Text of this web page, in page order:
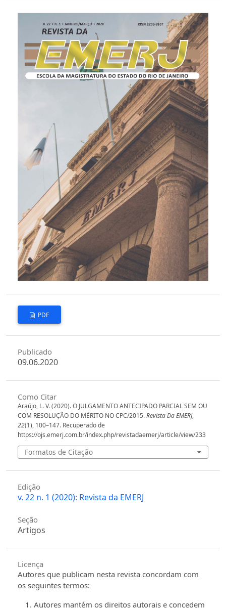
PDF
Publicado
09.06.2020
Como Citar
Araújo, L. V. (2020). O JULGAMENTO ANTECIPADO PARCIAL SEM OU
COM RESOLUÇÃO DO MÉRITO NO CPC/2015.Revista Da EMERJ,
22(1), 100–147. Recuperado de
https://ojs.emerj.com.br/index.php/revistadaemerj/article/view/233
Formatos de Citação
Edição
v. 22 n. 1 (2020): Revista da EMERJ
Seção
Artigos
Licença
Autores que publicam nesta revista concordam com
os seguintes termos:
Autores mantém os direitos autorais e concedem